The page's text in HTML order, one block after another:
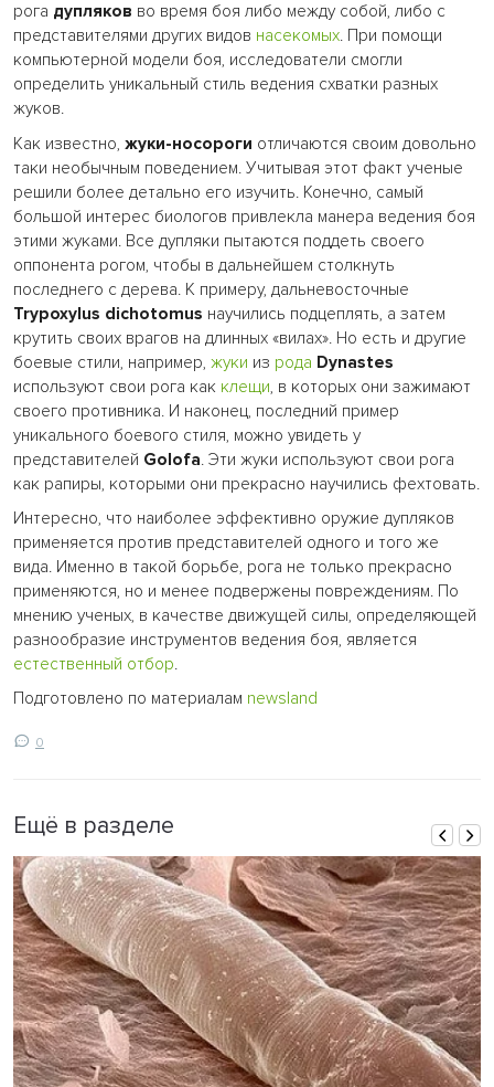
рога дупляков во время боя либо между собой, либо с
представителями других видов насекомых. При помощи
компьютерной модели боя, исследователи смогли
определить уникальный стиль ведения схватки разных
жуков.
Как известно, жуки-носороги отличаются своим довольно
таки необычным поведением. Учитывая этот факт ученые
решили более детально его изучить. Конечно, самый
большой интерес биологов привлекла манера ведения боя
этими жуками. Все дупляки пытаются поддеть своего
оппонента рогом, чтобы в дальнейшем столкнуть
последнего с дерева. К примеру, дальневосточные
Trypoxylus dichotomus научились подцеплять, а затем
крутить своих врагов на длинных «вилах». Но есть и другие
боевые стили, например, жуки из рода Dynastes
используют свои рога как клещи, в которых они зажимают
своего противника. И наконец, последний пример
уникального боевого стиля, можно увидеть у
представителей Golofa. Эти жуки используют свои рога
как рапиры, которыми они прекрасно научились фехтовать.
Интересно, что наиболее эффективно оружие дупляков
применяется против представителей одного и того же
вида. Именно в такой борьбе, рога не только прекрасно
применяются, но и менее подвержены повреждениям. По
мнению ученых, в качестве движущей силы, определяющей
разнообразие инструментов ведения боя, является
естественный отбор.
Подготовлено по материалам newsland
0
Ещё в разделе